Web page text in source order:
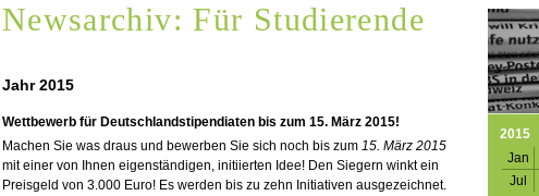
2015
Jan
Jul
Newsarchiv: Für Studierende
Jahr 2015
Wettbewerb für Deutschlandstipendiaten bis zum 15. März 2015!
Machen Sie was draus und bewerben Sie sich noch bis zum 15. März 2015
mit einer von Ihnen eigenständigen, initiierten Idee! Den Siegern winkt ein
Preisgeld von 3.000 Euro! Es werden bis zu zehn Initiativen ausgezeichnet.